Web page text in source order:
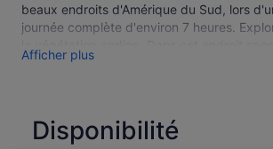
beaux endroits d'Amérique du Sud, lors
journée complète d'environ 7 heures.
pouvez profiter d'un système de lacs qui a
Le parc est situé à 30km à l'ouest de la
Afficher plus
Disponibilité